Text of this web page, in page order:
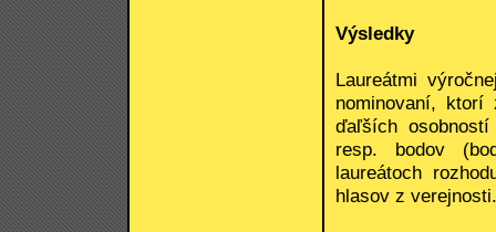
Výsledky
Laureátmi
nominovaní, ktorí
ďaľších
resp. bodov
laureátoch
hlasov z